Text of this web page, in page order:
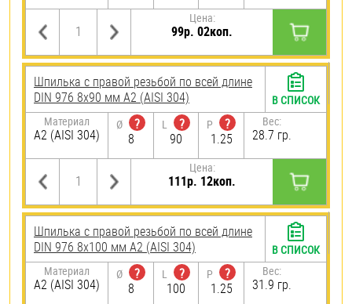
Цена:
99р. 02коп.
Шпилька с правой резьбой по всей длине
DIN 976 8х90 мм А2 (AISI 304)
Материал
А2 (AISI 304)
Ø
?
8
L
?
90
P
?
1.25
Вес:
28.7 гр.
Цена:
111р. 12коп.
В СПИСОК
Шпилька с правой резьбой по всей длине
DIN 976 8х100 мм А2 (AISI 304)
Материал
А2 (AISI 304)
Ø
?
8
L
?
100
P
?
1.25
Вес:
31.9 гр.
В СПИСОК